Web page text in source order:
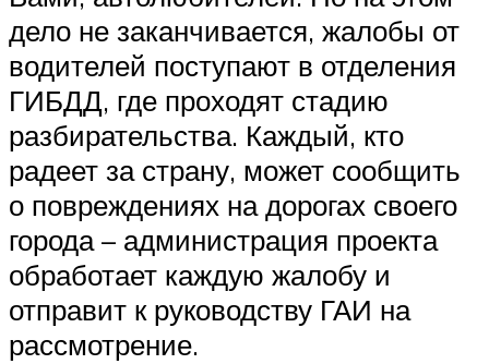
дело не заканчивается, жалобы от
водителей поступают в отделения
ГИБДД, где проходят стадию
разбирательства. Каждый, кто
радеет за страну, может сообщить
о повреждениях на дорогах своего
города – администрация проекта
обработает каждую жалобу и
отправит к руководству ГАИ на
рассмотрение.